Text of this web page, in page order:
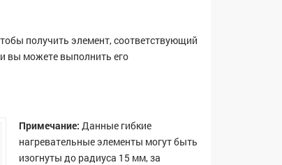
получить элемент, соответствующий
вы можете выполнить его
Примечание: Данные гибкие
нагревательные элементы могут быть
изогнуты до радиуса 15 мм, за